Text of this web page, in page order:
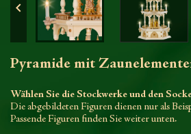

Pyramide mit
Wählen Sie die Stockwerke und den
Die abgebildeten Figuren dienen nur als
Passende Figuren finden Sie weiter unten.